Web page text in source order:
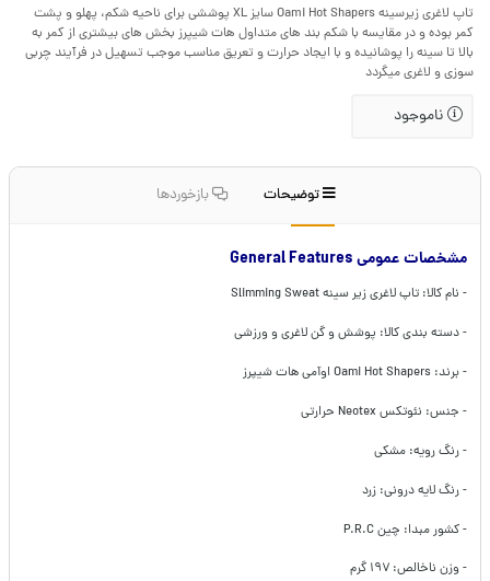
تاپ لاغری زیرسینه Oami Hot Shapers سایز XL پوششی برای ناحیه شکم، پهلو و پشت
کمر بوده و در مقایسه با شکم بند های متداول هات شیپرز بخش های بیشتری از کمر به
بالا تا سینه را پوشانیده و با ایجاد حرارت و تعریق مناسب موجب تسهیل در فرآیند چربی
سوزی و لاغری میگردد
ناموجود
توضیحات بازخوردها
مشخصات عمومی General Features
- نام کالا: تاپ لاغری زیر سینه Slimming Sweat
- دسته بندی کالا: پوشش و گن لاغری و ورزشی
- برند: Oami Hot Shapers اوآمی هات شیپرز
- جنس: نئوتکس Neotex حرارتی
- رنگ رویه: مشکی
- رنگ لایه درونی: زرد
- کشور مبدا: چین P.R.C
- وزن ناخالص: ۱۹۷ گرم